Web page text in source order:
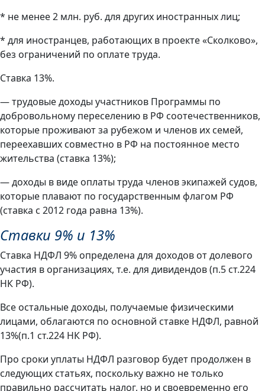
* не менее 2 млн. руб. для других иностранных лиц;
* для иностранцев, работающих в проекте «Сколково»,
без ограничений по оплате труда.
Ставка 13%.
— трудовые доходы участников Программы по
добровольному переселению в РФ соотечественников,
которые проживают за рубежом и членов их семей,
переехавших совместно в РФ на постоянное место
жительства (ставка 13%);
— доходы в виде оплаты труда членов экипажей судов,
которые плавают по государственным флагом РФ
(ставка с 2012 года равна 13%).
Ставки 9% и 13%
Ставка НДФЛ 9% определена для доходов от долевого
участия в организациях, т.е. для дивидендов (п.5 ст.224
НК РФ).
Все остальные доходы, получаемые физическими
лицами, облагаются по основной ставке НДФЛ, равной
13%(п.1 ст.224 НК РФ).
Про сроки уплаты НДФЛ разговор будет продолжен в
следующих статьях, поскольку важно не только
правильно рассчитать налог, но и своевременно его